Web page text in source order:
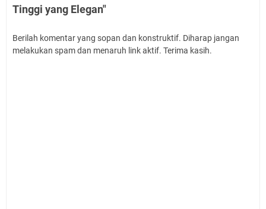
Tinggi yang Elegan"
Berilah komentar yang sopan dan konstruktif. Diharap jangan
melakukan spam dan menaruh link aktif. Terima kasih.